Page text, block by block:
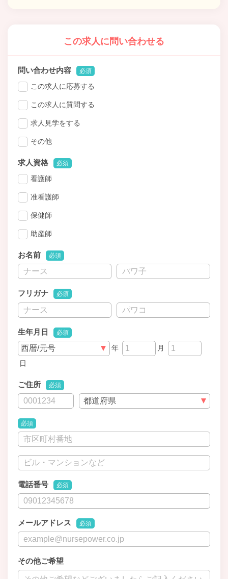
この求人に問い合わせる
問い合わせ内容 必須
この求人に応募する
この求人に質問する
求人見学をする
その他
求人資格 必須
看護師
准看護師
保健師
助産師
お名前 必須
フリガナ 必須
生年月日 必須
年
月
日
ご住所 必須
必須
電話番号 必須
メールアドレス 必須
その他ご希望